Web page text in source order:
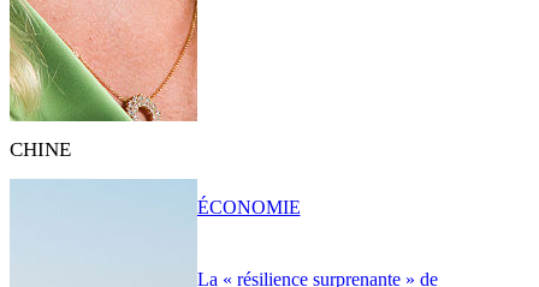
CHINE
La « résilience surprenante » de
ÉCONOMIE